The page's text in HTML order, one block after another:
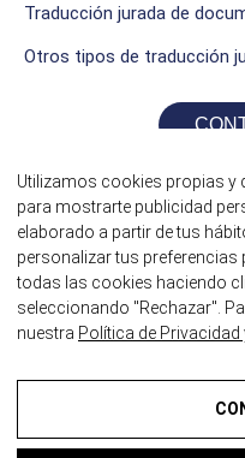
Traducción jurada de
Otros tipos de traducción
Utilizamos cookies propias y
para mostrarte publicidad
elaborado a partir de tus
personalizar tus preferencias
todas las cookies haciendo
seleccionando "Rechazar".
nuestra Política de Privacidad